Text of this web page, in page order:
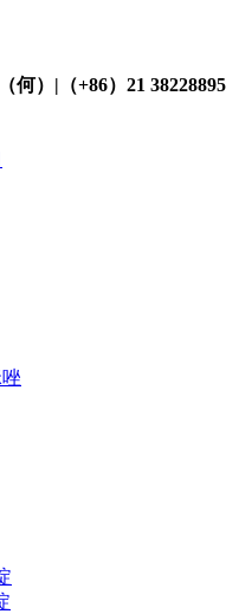
何）|（+86）21 38228895